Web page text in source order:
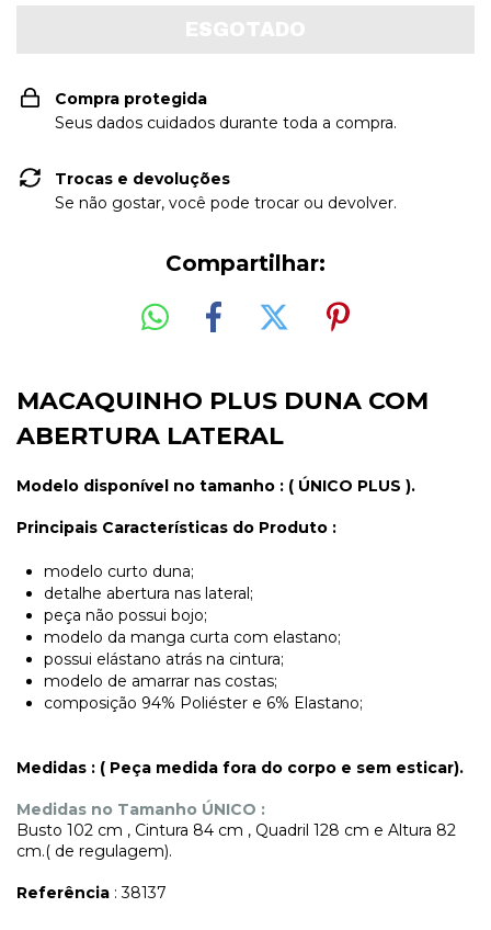
Compra protegida
Seus dados cuidados durante toda a compra.
Trocas e devoluções
Se não gostar, você pode trocar ou devolver.
Compartilhar:
MACAQUINHO PLUS DUNA COM
ABERTURA LATERAL
Modelo disponível no tamanho : ( ÚNICO PLUS ).
Principais Características do Produto :
modelo curto duna;
detalhe abertura nas lateral;
peça não possui bojo;
modelo da manga curta com elastano;
possui elástano atrás na cintura;
modelo de amarrar nas costas;
composição 94% Poliéster e 6% Elastano;
Medidas : ( Peça medida fora do corpo e sem esticar).
Medidas no Tamanho ÚNICO :
Busto 102 cm , Cintura 84 cm , Quadril 128 cm e Altura 82
cm.( de regulagem).
Referência : 38137